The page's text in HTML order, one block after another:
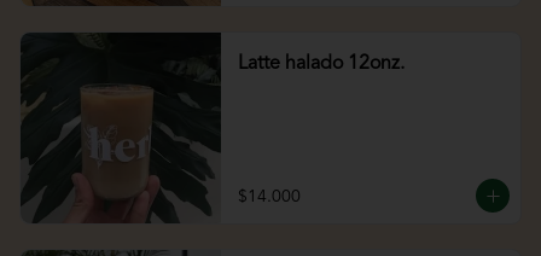
Latte halado 12onz.
$14.000